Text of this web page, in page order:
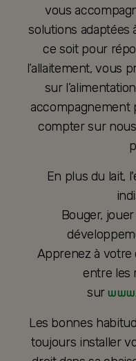
vous
solutions adaptées
ce soit pour
l’allaitement, vous
sur
accompagnement
compter sur
En plus du lait,
Bouger,
Apprenez à
entre les
sur
Les bonnes
toujours installer